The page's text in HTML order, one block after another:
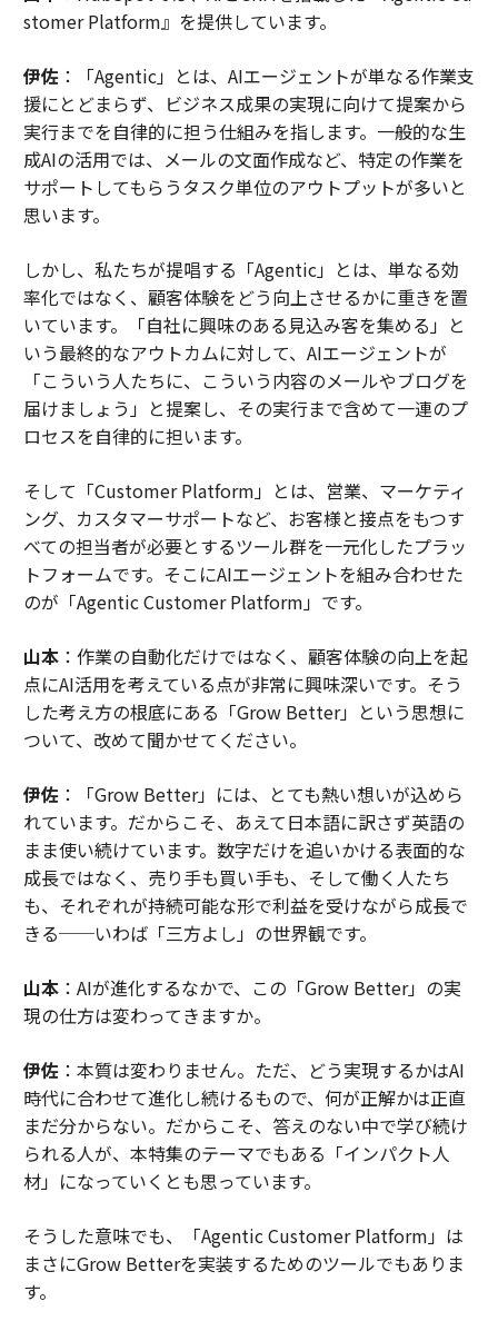
stomer Platform』を提供しています。
伊佐：「Agentic」とは、AIエージェントが単なる作業支
援にとどまらず、ビジネス成果の実現に向けて提案から
実行までを自律的に担う仕組みを指します。一般的な生
成AIの活用では、メールの文面作成など、特定の作業を
サポートしてもらうタスク単位のアウトプットが多いと
思います。
しかし、私たちが提唱する「Agentic」とは、単なる効
率化ではなく、顧客体験をどう向上させるかに重きを置
いています。「自社に興味のある見込み客を集める」と
いう最終的なアウトカムに対して、AIエージェントが
「こういう人たちに、こういう内容のメールやブログを
届けましょう」と提案し、その実行まで含めて一連のプ
ロセスを自律的に担います。
そして「Customer Platform」とは、営業、マーケティ
ング、カスタマーサポートなど、お客様と接点をもつす
べての担当者が必要とするツール群を一元化したプラッ
トフォームです。そこにAIエージェントを組み合わせた
のが「Agentic Customer Platform」です。
山本：作業の自動化だけではなく、顧客体験の向上を起
点にAI活用を考えている点が非常に興味深いです。そう
した考え方の根底にある「Grow Better」という思想に
ついて、改めて聞かせてください。
伊佐：「Grow Better」には、とても熱い想いが込めら
れています。だからこそ、あえて日本語に訳さず英語の
まま使い続けています。数字だけを追いかける表面的な
成長ではなく、売り手も買い手も、そして働く人たち
も、それぞれが持続可能な形で利益を受けながら成長で
きる──いわば「三方よし」の世界観です。
山本：AIが進化するなかで、この「Grow Better」の実
現の仕方は変わってきますか。
伊佐：本質は変わりません。ただ、どう実現するかはAI
時代に合わせて進化し続けるもので、何が正解かは正直
まだ分からない。だからこそ、答えのない中で学び続け
られる人が、本特集のテーマでもある「インパクト人
材」になっていくとも思っています。
そうした意味でも、「Agentic Customer Platform」は
まさにGrow Betterを実装するためのツールでもありま
す。